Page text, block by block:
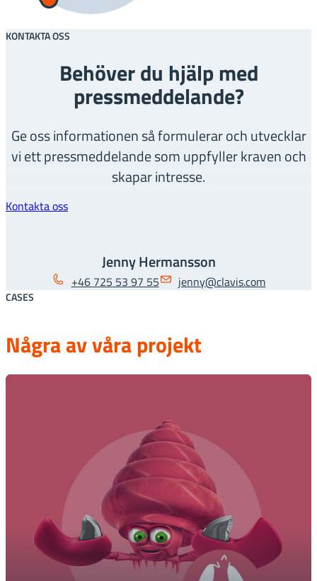
KONTAKTA OSS
Behöver du hjälp med
pressmeddelande?
Ge oss informationen så formulerar och utvecklar
vi ett pressmeddelande som uppfyller kraven och
skapar intresse.
Kontakta oss
Jenny Hermansson
+46 725 53 97 55 jenny@clavis.com
CASES
Några av våra projekt